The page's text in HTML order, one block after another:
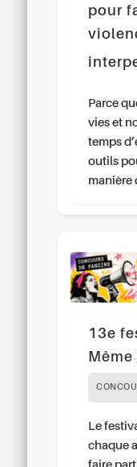
pour
Parce
vies et
temps
outils
manière
13e
Le
chaque